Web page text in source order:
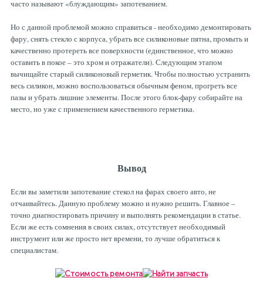
часто называют «блуждающим» запотеванием.
Но с данной проблемой можно справиться - необходимо демонтировать
фару, снять стекло с корпуса, убрать все силиконовые пятна, промыть и
качественно протереть все поверхности (единственное, что можно
оставить в покое – это хром и отражатели). Следующим этапом
вычищайте старый силиконовый герметик. Чтобы полностью устранить
весь силикон, можно воспользоваться обычным феном, прогреть все
пазы и убрать лишние элементы. После этого блок-фару собирайте на
место, но уже с применением качественного герметика.
Вывод
Если вы заметили запотевание стекол на фарах своего авто, не
отчаивайтесь. Данную проблему можно и нужно решить. Главное –
точно диагностировать причину и выполнять рекомендации в статье.
Если же есть сомнения в своих силах, отсутствует необходимый
инструмент или же просто нет времени, то лучше обратиться к
специалистам.